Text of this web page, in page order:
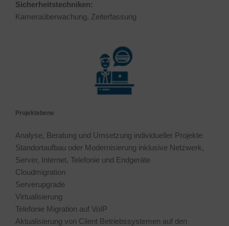
Sicherheitstechniken:
Kameraüberwachung, Zeiterfassung
Projektebene
Analyse, Beratung und Umsetzung individueller Projekte
Standortaufbau oder Modernisierung inklusive Netzwerk,
Server, Internet, Telefonie und Endgeräte
Cloudmigration
Serverupgrade
Virtualisierung
Telefonie Migration auf VoIP
Aktualisierung von Client Betriebssystemen auf den